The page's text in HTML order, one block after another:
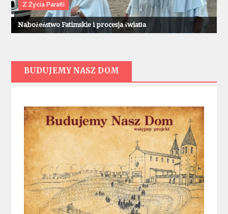
Z Życia Parafii
Nabożeństwo Fatimskie i procesja światła
BUDUJEMY NASZ DOM